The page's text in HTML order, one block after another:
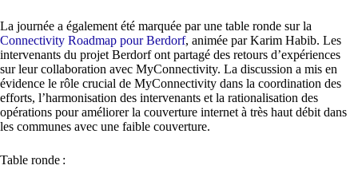
La journée a également été marquée par une table ronde sur la
Connectivity Roadmap pour Berdorf, animée par Karim Habib. Les
intervenants du projet Berdorf ont partagé des retours d’expériences
sur leur collaboration avec MyConnectivity. La discussion a mis en
évidence le rôle crucial de MyConnectivity dans la coordination des
efforts, l’harmonisation des intervenants et la rationalisation des
opérations pour améliorer la couverture internet à très haut débit dans
les communes avec une faible couverture.
Table ronde :